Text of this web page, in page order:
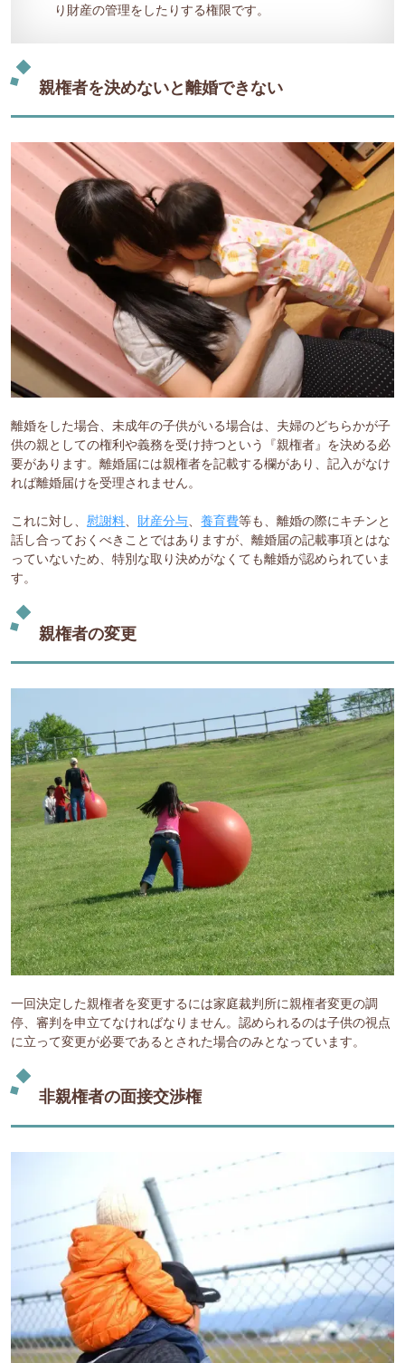
り財産の管理をしたりする権限です。
親権者を決めないと離婚できない
離婚をした場合、未成年の子供がいる場合は、夫婦のどちらかが子
供の親としての権利や義務を受け持つという『親権者』を決める必
要があります。離婚届には親権者を記載する欄があり、記入がなけ
れば離婚届けを受理されません。
これに対し、慰謝料、 財産分与、養育費等も、離婚の際にキチンと
話し合っておくべきことではありますが、離婚届の記載事項とはな
っていないため、特別な取り決めがなくても離婚が認められていま
す。
親権者の変更
一回決定した親権者を変更するには家庭裁判所に親権者変更の調
停、審判を申立てなければなりません。認められるのは子供の視点
に立って変更が必要であるとされた場合のみとなっています。
非親権者の面接交渉権